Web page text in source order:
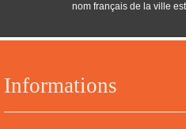
Informations
nom français de la ville